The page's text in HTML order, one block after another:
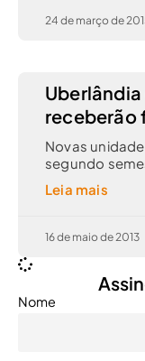
24 de março de
Uberlândia
receberão
Novas
segundo
Leia mais
16 de maio de 2013
Nome